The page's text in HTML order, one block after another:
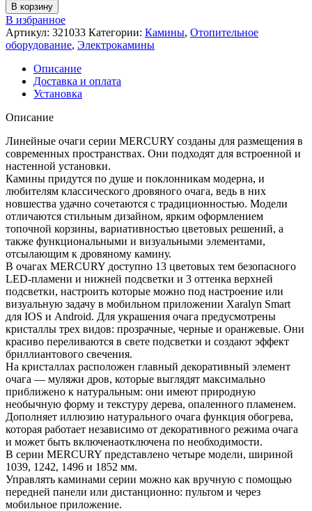
В корзину
В избранное
Артикул: 321033 Категории: Камины, Отопительное
оборудование, Электрокамины
Описание
Доставка и оплата
Установка
Описание
Линейные очаги серии MERCURY созданы для размещения в
современных пространствах. Они подходят для встроенной и
настенной установки.
Камины придутся по душе и поклонникам модерна, и
любителям классического дровяного очага, ведь в них
новшества удачно сочетаются с традиционностью. Модели
отличаются стильным дизайном, ярким оформлением
топочной корзины, вариативностью цветовых решений, а
также функциональными и визуальными элементами,
отсылающим к дровяному камину.
В очагах MERCURY доступно 13 цветовых тем безопасного
LED-пламени и нижней подсветки и 3 оттенка верхней
подсветки, настроить которые можно под настроение или
визуальную задачу в мобильном приложении Xaralyn Smart
для IOS и Android. Для украшения очага предусмотрены
кристаллы трех видов: прозрачные, черные и оранжевые. Они
красиво переливаются в свете подсветки и создают эффект
бриллиантового свечения.
На кристаллах расположен главный декоративный элемент
очага — муляжи дров, которые выглядят максимально
приближено к натуральным: они имеют природную
необычную форму и текстуру дерева, опаленного пламенем.
Дополняет иллюзию натурального очага функция обогрева,
которая работает независимо от декоративного режима очага
и может быть включенаотключена по необходимости.
В серии MERCURY представлено четыре модели, шириной
1039, 1242, 1496 и 1852 мм.
Управлять каминами серии можно как вручную с помощью
передней панели или дистанционно: пультом и через
мобильное приложение.